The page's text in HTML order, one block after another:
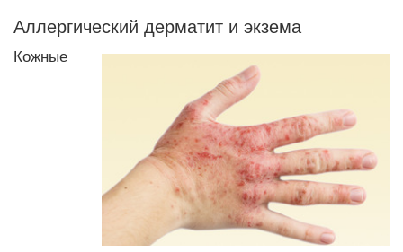
Аллергический дерматит и экзема
Кожные